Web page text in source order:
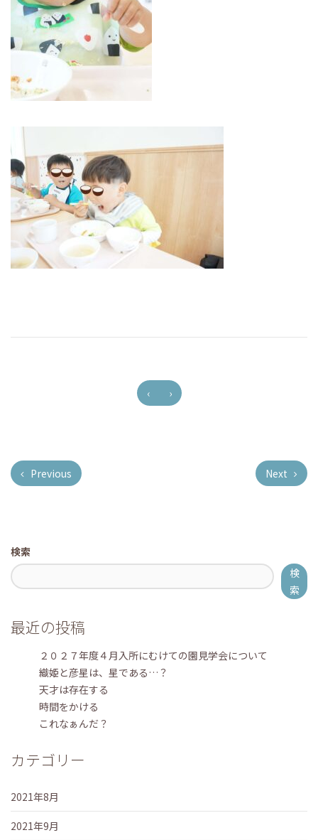
‹ ›
Previous Next
検索
検
索
最近の投稿
２０２７年度４月入所にむけての園見学会について
織姫と彦星は、星である…？
天才は存在する
時間をかける
これなぁんだ？
カテゴリー
2021年8月
2021年9月